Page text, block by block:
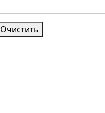
Очистить